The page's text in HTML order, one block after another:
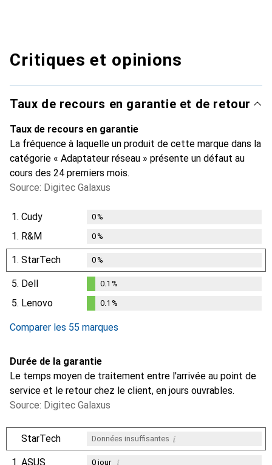
Critiques et opinions
Taux de recours en garantie et de retour
Taux de recours en garantie
La fréquence à laquelle un produit de cette marque dans la
catégorie « Adaptateur réseau » présente un défaut au
cours des 24 premiers mois.
Source: Digitec Galaxus
1. Cudy 0%
1. R&M 0%
1. StarTech 0%
5. Dell
%
0.1 %
5. Lenovo 0.1 %
Comparer les 55 marques
Durée de la garantie
Le temps moyen de traitement entre l'arrivée au point de
service et le retour chez le client, en jours ouvrables.
Source: Digitec Galaxus
StarTech Données insuffisantes i
1. ASUS 0jour i